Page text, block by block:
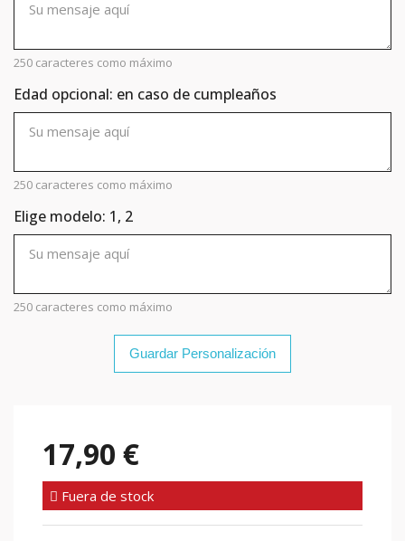
250 caracteres como máximo
Edad opcional: en caso de cumpleaños
250 caracteres como máximo
Elige modelo: 1, 2
250 caracteres como máximo
Guardar Personalización
17,90 €
Fuera de stock